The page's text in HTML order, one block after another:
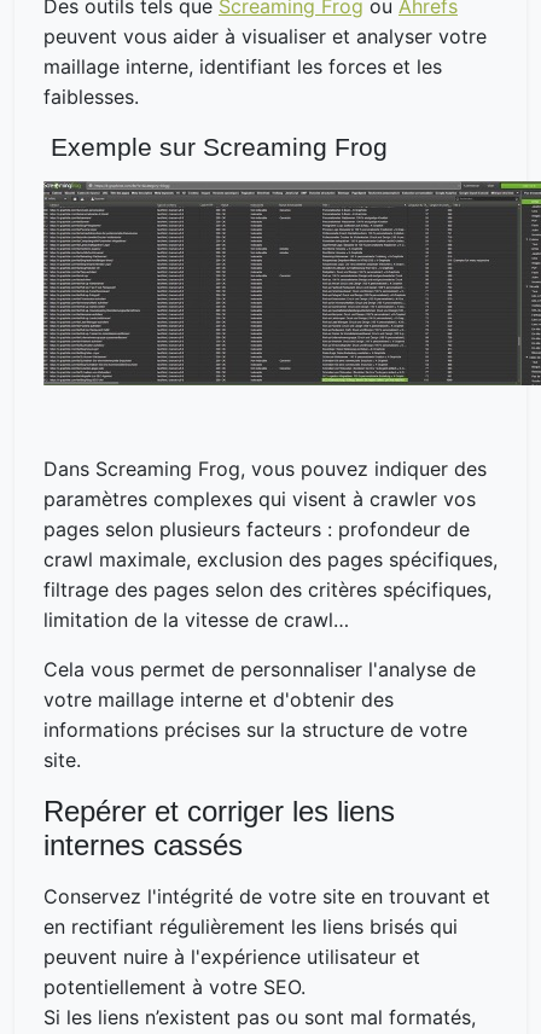
Des outils tels que Screaming Frog ou Ahrefs
peuvent vous aider à visualiser et analyser votre
maillage interne, identifiant les forces et les
faiblesses.
Exemple sur Screaming Frog
Dans Screaming Frog, vous pouvez indiquer des
paramètres complexes qui visent à crawler vos
pages selon plusieurs facteurs : profondeur de
crawl maximale, exclusion des pages spécifiques,
filtrage des pages selon des critères spécifiques,
limitation de la vitesse de crawl…
Cela vous permet de personnaliser l'analyse de
votre maillage interne et d'obtenir des
informations précises sur la structure de votre
site.
Repérer et corriger les liens
internes cassés
Conservez l'intégrité de votre site en trouvant et
en rectifiant régulièrement les liens brisés qui
peuvent nuire à l'expérience utilisateur et
potentiellement à votre SEO.
Si les liens n’existent pas ou sont mal formatés,